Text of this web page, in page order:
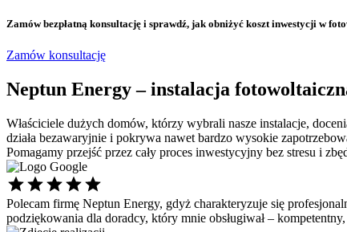
Zamów bezpłatną konsultację i sprawdź, jak obniżyć koszt inwestycji w
Zamów konsultację
Neptun Energy –instalacja
Właściciele dużych domów, którzy wybrali nasze instalacje,
działa bezawaryjnie i pokrywa nawet bardzo wysokie
Pomagamy przejść przez cały proces inwestycyjny bez stresu i
Polecam firmę Neptun Energy, gdyż charakteryzuje się
podziękowania dla doradcy, który mnie obsługiwał –